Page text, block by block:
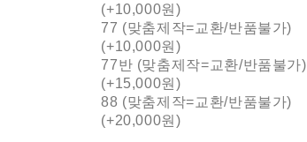
(+10,000원)
77 (맞춤제작=교환/반품불가)
(+10,000원)
77반 (맞춤제작=교환/반품불가)
(+15,000원)
88 (맞춤제작=교환/반품불가)
(+20,000원)